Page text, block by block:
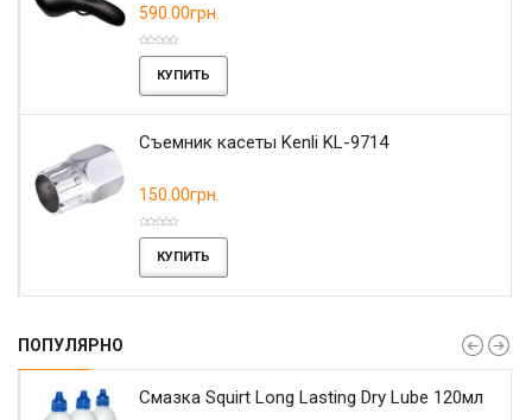
590.00грн.
КУПИТЬ
Съемник касеты Kenli KL-9714
150.00грн.
КУПИТЬ
ПОПУЛЯРНО
Смазка Squirt Long Lasting Dry Lube 120мл